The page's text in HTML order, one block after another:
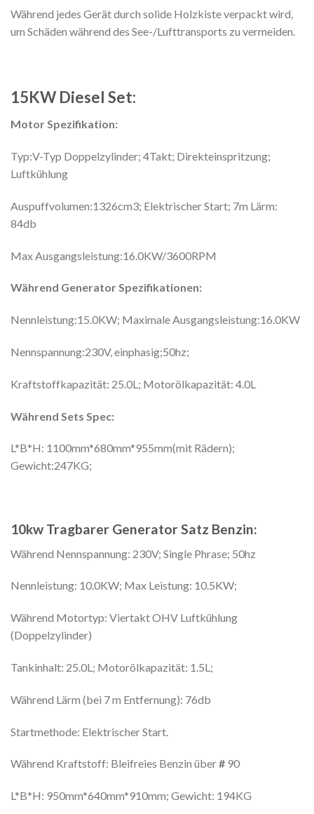
Während jedes Gerät durch solide Holzkiste verpackt wird,
um Schäden während des See-/Lufttransports zu vermeiden.
15KW Diesel Set:
Motor Spezifikation:
Typ:V-Typ Doppelzylinder; 4Takt; Direkteinspritzung;
Luftkühlung
Auspuffvolumen:1326cm3; Elektrischer Start; 7m Lärm:
84db
Max Ausgangsleistung:16.0KW/3600RPM
Während GeneratorSpezifikationen:
Nennleistung:15.0KW; Maximale Ausgangsleistung:16.0KW
Nennspannung:230V, einphasig;50hz;
Kraftstoffkapazität: 25.0L; Motorölkapazität: 4.0L
Während Sets Spec:
L*B*H: 1100mm*680mm*955mm(mit Rädern);
Gewicht:247KG;
10kw Tragbarer Generator Satz Benzin:
Während Nennspannung: 230V; Single Phrase; 50hz
Nennleistung: 10.0KW; Max Leistung: 10.5KW;
Während Motortyp: Viertakt OHV Luftkühlung
(Doppelzylinder)
Tankinhalt: 25.0L; Motorölkapazität: 1.5L;
Während Lärm (bei 7 m Entfernung): 76db
Startmethode: Elektrischer Start.
Während Kraftstoff: Bleifreies Benzin über# 90
L*B*H: 950mm*640mm*910mm; Gewicht: 194KG